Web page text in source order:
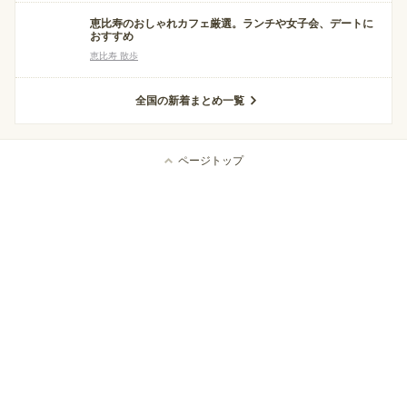
恵比寿のおしゃれカフェ厳選。ランチや女子会、デートに
おすすめ
恵比寿 散歩
全国の新着まとめ一覧
ページトップ